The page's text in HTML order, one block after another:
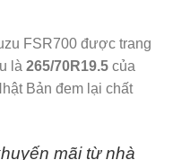
FSR700 được trang
là 265/70R19.5của
Bản đem lại chất
mãi từ nhà